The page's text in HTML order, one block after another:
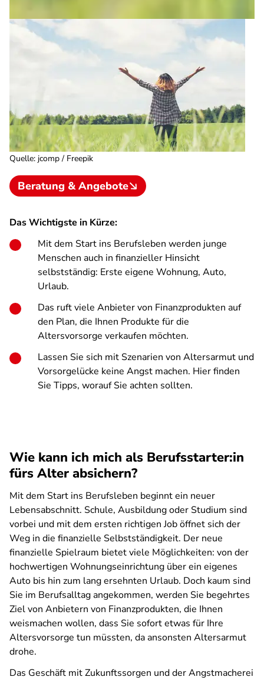
Quelle: jcomp / Freepik
Beratung & Angebote
Das Wichtigste in Kürze:
Mit dem Start ins Berufsleben werden junge
Menschen auch in finanzieller Hinsicht
selbstständig: Erste eigene Wohnung, Auto,
Urlaub.
Das ruft viele Anbieter von Finanzprodukten auf
den Plan, die Ihnen Produkte für die
Altersvorsorge verkaufen möchten.
Lassen Sie sich mit Szenarien von Altersarmut und
Vorsorgelücke keine Angst machen. Hier finden
Sie Tipps, worauf Sie achten sollten.
Wie kann ich mich als Berufsstarter:in
fürs Alter absichern?
Mit dem Start ins Berufsleben beginnt ein neuer
Lebensabschnitt. Schule, Ausbildung oder Studium sind
vorbei und mit dem ersten richtigen Job öffnet sich der
Weg in die finanzielle Selbstständigkeit. Der neue
finanzielle Spielraum bietet viele Möglichkeiten: von der
hochwertigen Wohnungseinrichtung über ein eigenes
Auto bis hin zum lang ersehnten Urlaub. Doch kaum sind
Sie im Berufsalltag angekommen, werden Sie begehrtes
Ziel von Anbietern von Finanzprodukten, die Ihnen
weismachen wollen, dass Sie sofort etwas für Ihre
Altersvorsorge tun müssten, da ansonsten Altersarmut
drohe.
Das Geschäft mit Zukunftssorgen und der Angstmacherei